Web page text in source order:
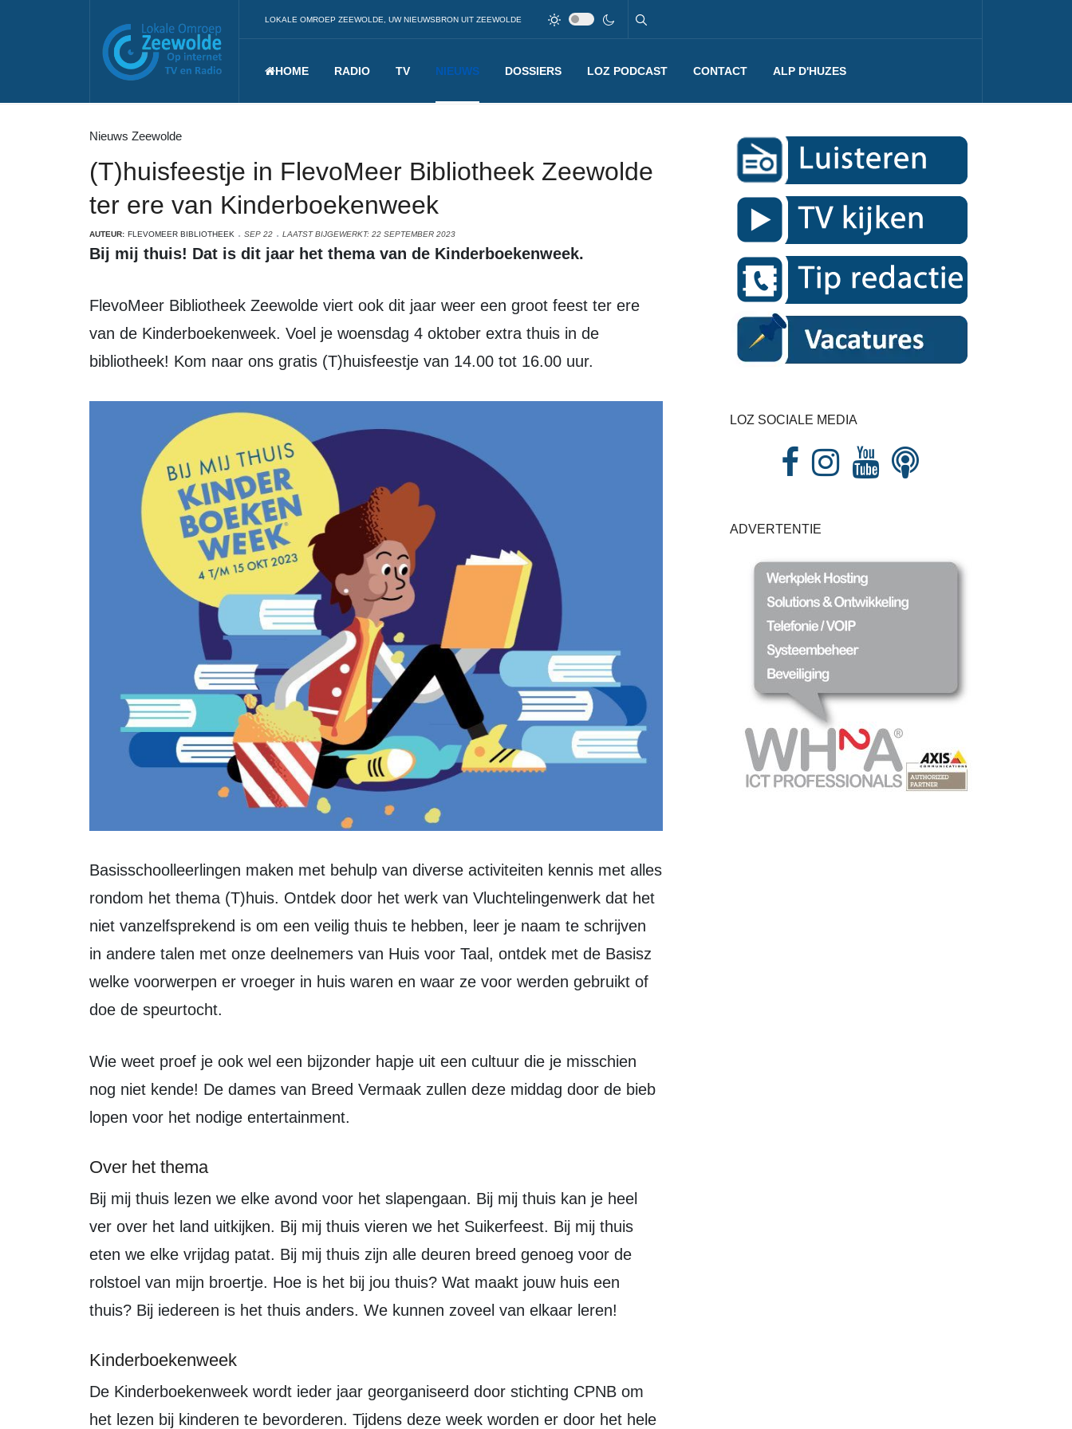
LOKALE OMROEP ZEEWOLDE, UW NIEUWSBRON UIT ZEEWOLDE
HOME RADIO TV NIEUWS DOSSIERS LOZ PODCAST CONTACT ALP D'HUZES
Nieuws Zeewolde
(T)huisfeestje in FlevoMeer Bibliotheek Zeewolde
ter ere van Kinderboekenweek
AUTEUR: FLEVOMEER BIBLIOTHEEK SEP 22 LAATST BIJGEWERKT: 22 SEPTEMBER 2023
Bij mij thuis! Dat is dit jaar het thema van de Kinderboekenweek.
FlevoMeer Bibliotheek Zeewolde viert ook dit jaar weer een groot feest ter ere
van de Kinderboekenweek. Voel je woensdag 4 oktober extra thuis in de
bibliotheek! Kom naar ons gratis (T)huisfeestje van 14.00 tot 16.00 uur.
Basisschoolleerlingen maken met behulp van diverse activiteiten kennis met alles
rondom het thema (T)huis. Ontdek door het werk van Vluchtelingenwerk dat het
niet vanzelfsprekend is om een veilig thuis te hebben, leer je naam te schrijven
in andere talen met onze deelnemers van Huis voor Taal, ontdek met de Basisz
welke voorwerpen er vroeger in huis waren en waar ze voor werden gebruikt of
doe de speurtocht.
Wie weet proef je ook wel een bijzonder hapje uit een cultuur die je misschien
nog niet kende! De dames van Breed Vermaak zullen deze middag door de bieb
lopen voor het nodige entertainment.
Over het thema
Bij mij thuis lezen we elke avond voor het slapengaan. Bij mij thuis kan je heel
ver over het land uitkijken. Bij mij thuis vieren we het Suikerfeest. Bij mij thuis
eten we elke vrijdag patat. Bij mij thuis zijn alle deuren breed genoeg voor de
rolstoel van mijn broertje. Hoe is het bij jou thuis? Wat maakt jouw huis een
thuis? Bij iedereen is het thuis anders. We kunnen zoveel van elkaar leren!
Kinderboekenweek
De Kinderboekenweek wordt ieder jaar georganiseerd door stichting CPNB om
het lezen bij kinderen te bevorderen. Tijdens deze week worden er door het hele
LOZ SOCIALE MEDIA
ADVERTENTIE